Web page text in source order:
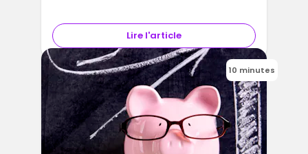
immédiatement ton niveau et ta spécialité, et
il donne envie au recruteur de cliquer sur ton
lien portfolio. Voici la structure exacte, les
outils à mentionner et les erreurs à éviter en
2026.
Lire l'article
10 minutes